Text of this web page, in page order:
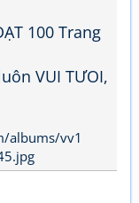
100 Trang
VUI TƯOI,